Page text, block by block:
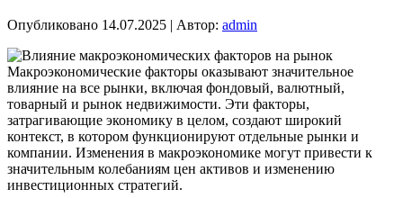
Опубликовано 14.07.2025 | Автор: admin
Макроэкономические факторы оказывают значительное
влияние на все рынки, включая фондовый, валютный,
товарный и рынок недвижимости. Эти факторы,
затрагивающие экономику в целом, создают широкий
контекст, в котором функционируют отдельные рынки и
компании. Изменения в макроэкономике могут привести к
значительным колебаниям цен активов и изменению
инвестиционных стратегий.